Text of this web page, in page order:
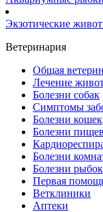
Экзотические
Ветеринария
Общая
Лечение
Болезни собак
Симптомы
Болезни кошек
Болезни
Болезни
Болезни рыбок
Первая
Ветклиники
Аптеки